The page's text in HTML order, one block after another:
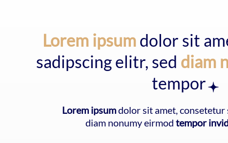
Lorem ipsumdolor sit
sadipscing elitr, sed diam
tempor
Lorem ipsumdolor sit amet, consetetur
diam nonumy eirmod tempor